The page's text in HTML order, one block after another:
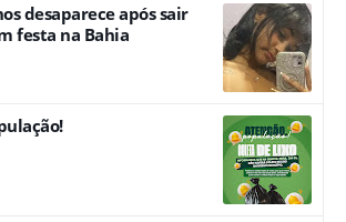
desaparece após sair
festa na Bahia